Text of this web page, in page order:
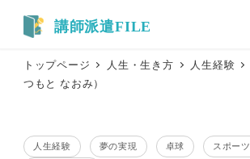
トップページ 人生・生き方 人生経験
つもと なおみ）
テーマ
人生経験
テーマ
夢の実現
テーマ
卓球
テーマ
スポーツ